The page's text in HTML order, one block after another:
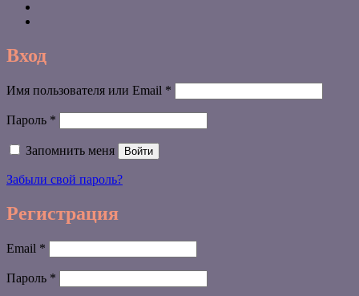
Вход
Имя пользователя или Email *
Пароль *
Запомнить меня Войти
Забыли свой пароль?
Регистрация
Email *
Пароль *